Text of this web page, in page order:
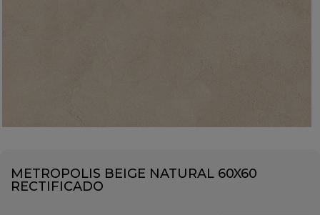
METROPOLIS BEIGE NATURAL 60X60
RECTIFICADO